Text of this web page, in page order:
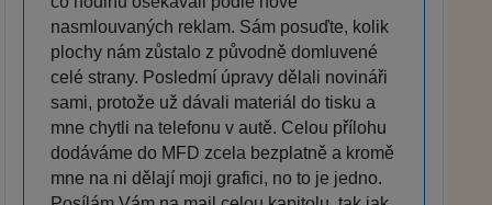
nasmlouvaných reklam. Sám posuďte, kolik
plochy nám zůstalo z původně domluvené
celé strany. Posledmí úpravy dělali novináři
sami, protože už dávali materiál do tisku a
mne chytli na telefonu v autě. Celou přílohu
dodáváme do MFD zcela bezplatně a kromě
mne na ni dělají moji grafici, no to je jedno.